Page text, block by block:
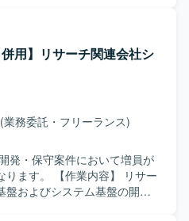
上で
環境にて、Python、Azure AI
ナレッジグラフ、AI Agentな
きます。
整理とフィードバックなどを
画・推進・実装までやり切っ
。関係者とコミュニケーシ
を持って業務を進められる
たな価値創出に直結する
す。生成AI環境整備からPoC
るため、先端領域での知見と
は
Gitによるソース管理環境を
用】リサーチ関連会社シ
(業務委託・フリーランス)
発・保守案件において増員が
容】 リサー
盤およびシステム基盤の開